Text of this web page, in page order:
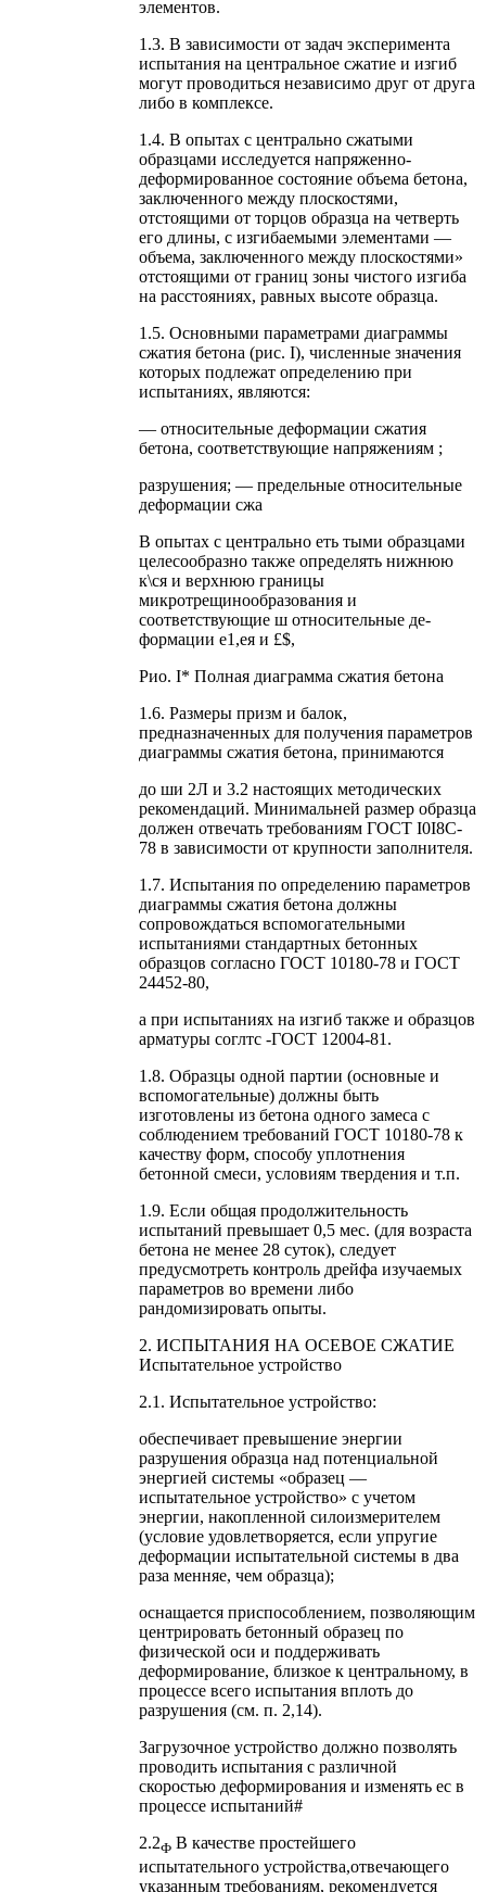
элементов.
1.3. В зависимости от задач эксперимента
испытания на центральное сжатие и изгиб
могут проводиться независимо друг от друга
либо в комплексе.
1.4. В опытах с центрально сжатыми
образцами исследуется напряженно-
деформированное состояние объема бетона,
заключенного между плоскостями,
отстоящими от торцов образца на четверть
его длины, с изгибаемыми элементами —
объема, заключенного между плоскостями»
отстоящими от границ зоны чистого изгиба
на расстояниях, равных высоте образца.
1.5. Основными параметрами диаграммы
сжатия бетона (рис. I), численные значения
которых подлежат определению при
испытаниях, являются:
— относительные деформации сжатия
бетона, соответствующие напряжениям ;
разрушения; — предельные относительные
деформации сжа
В опытах с центрально еть тыми образцами
целесообразно также определять нижнюю
к\ся и верхнюю границы
микротрещинообразования и
соответствующие ш относительные де-
формации е1,ея и £$,
Рио. I* Полная диаграмма сжатия бетона
1.6. Размеры призм и балок,
предназначенных для получения параметров
диаграммы сжатия бетона, принимаются
до ши 2Л и 3.2 настоящих методических
рекомендаций. Минимальней размер образца
должен отвечать требованиям ГОСТ I0I8C-
78 в зависимости от крупности заполнителя.
1.7. Испытания по определению параметров
диаграммы сжатия бетона должны
сопровождаться вспомогательными
испытаниями стандартных бетонных
образцов согласно ГОСТ 10180-78 и ГОСТ
24452-80,
а при испытаниях на изгиб также и образцов
арматуры соглтс -ГОСТ 12004-81.
1.8. Образцы одной партии (основные и
вспомогательные) должны быть
изготовлены из бетона одного замеса с
соблюдением требований ГОСТ 10180-78 к
качеству форм, способу уплотнения
бетонной смеси, условиям твердения и т.п.
1.9. Если общая продолжительность
испытаний превышает 0,5 мес. (для возраста
бетона не менее 28 суток), следует
предусмотреть контроль дрейфа изучаемых
параметров во времени либо
рандомизировать опыты.
2. ИСПЫТАНИЯ НА ОСЕВОЕ СЖАТИЕ
Испытательное устройство
2.1. Испытательное устройство:
обеспечивает превышение энергии
разрушения образца над потенциальной
энергией системы «образец —
испытательное устройство» с учетом
энергии, накопленной силоизмерителем
(условие удовлетворяется, если упругие
деформации испытательной системы в два
раза менняе, чем образца);
оснащается приспособлением, позволяющим
центрировать бетонный образец по
физической оси и поддерживать
деформирование, близкое к центральному, в
процессе всего испытания вплоть до
разрушения (см. п. 2,14).
Загрузочное устройство должно позволять
проводить испытания с различной
скоростью деформирования и изменять ес в
процессе испытаний#
2.2Ф В качестве простейшего
испытательного устройства,отвечающего
указанным требованиям, рекомендуется